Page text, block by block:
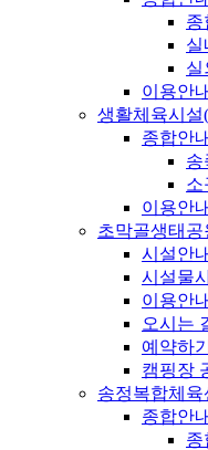
종
실
실
이용안내
생활체육시
종합안내
송
소
이용안내
초막골생태
시설안내
시설물
이용안내
오시는
예약하기
캠핑장
송정복합체육
종합안내
종